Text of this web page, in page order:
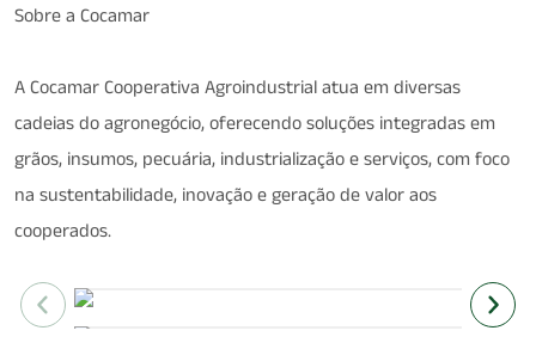
Sobre a Cocamar
A Cocamar Cooperativa Agroindustrial atua em diversas
cadeias do agronegócio, oferecendo soluções integradas em
grãos, insumos, pecuária, industrialização e serviços, com foco
na sustentabilidade, inovação e geração de valor aos
cooperados.